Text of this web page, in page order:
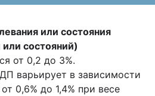
или состояния
состояний)
от 0,2 до 3%.
варьирует в зависимости
0,6% до 1,4% при весе